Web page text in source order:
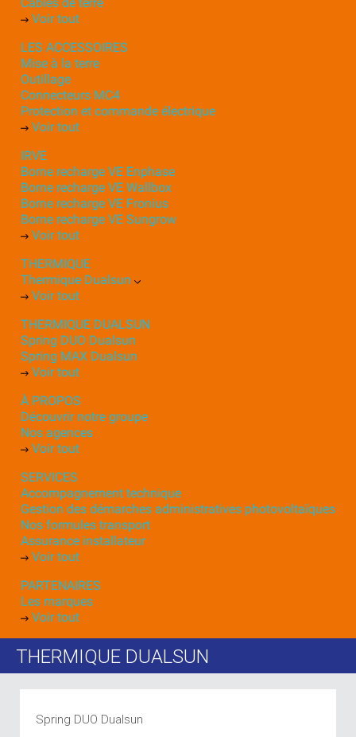
Voir tout
LES ACCESSOIRES
Mise à la terre
Outillage
Connecteurs MC4
Protection et commande électrique
Voir tout
IRVE
Borne recharge VE Enphase
Borne recharge VE Wallbox
Borne recharge VE Fronius
Borne recharge VE Sungrow
Voir tout
THERMIQUE
Thermique Dualsun
Voir tout
THERMIQUE DUALSUN
Spring DUO Dualsun
Spring MAX Dualsun
Voir tout
À PROPOS
Découvrir notre groupe
Nos agences
Voir tout
SERVICES
Accompagnement technique
Gestion des démarches administratives photovoltaïques
Nos formules transport
Assurance installateur
Voir tout
PARTENAIRES
Les marques
Voir tout
THERMIQUE DUALSUN
Spring DUO Dualsun